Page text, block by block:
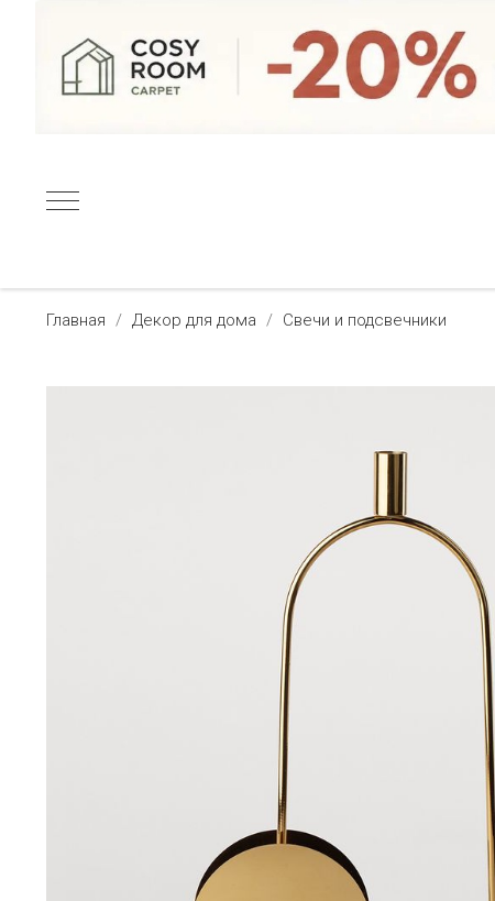
Главная Декор для дома Свечи и подсвечники